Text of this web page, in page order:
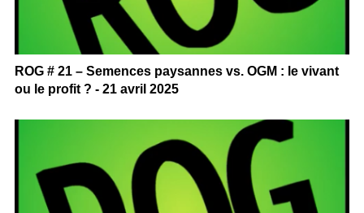
ROG # 21 – Semences paysannes vs. OGM : le vivant
ou le profit ? - 21 avril 2025